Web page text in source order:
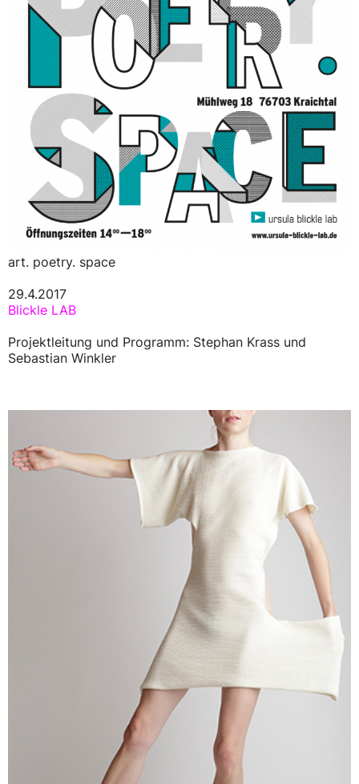
art. poetry. space
29.4.2017
Blickle LAB
Projektleitung und Programm: Stephan Krass und
Sebastian Winkler